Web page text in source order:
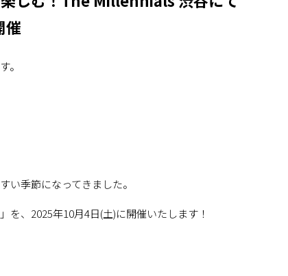
催
。
い季節になってきました。
を、2025年10月4日(土)に開催いたします！